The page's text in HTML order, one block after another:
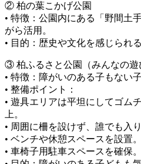
② 柏の葉こかげ公園
• 特徴：公園内にある「野間土
がら活用。
• 目的：歴史や文化を感じられ
③ 柏ふるさと公園（みんなの遊
• 特徴：障がいのある子もない
• 整備ポイント：
• 遊具エリアは平坦にしてゴム
上。
• 周囲に柵を設けず、誰でも入
• ベンチや休憩スペースを設置。
• 車椅子用駐車スペースを確保。